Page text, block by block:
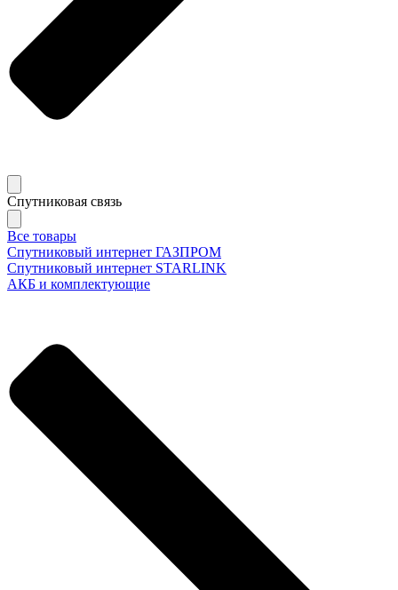
Спутниковая связь
Все товары
Спутниковый интернет ГАЗПРОМ
Спутниковый интернет STARLINK
АКБ и комплектующие